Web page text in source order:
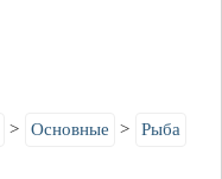
Основные Рыба